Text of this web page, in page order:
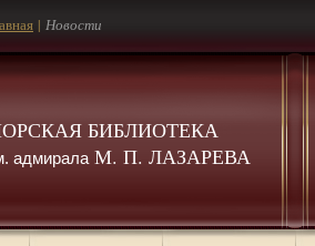
БИБЛИОТЕКА
адмиралаМ. П. ЛАЗАРЕВА
| Новости